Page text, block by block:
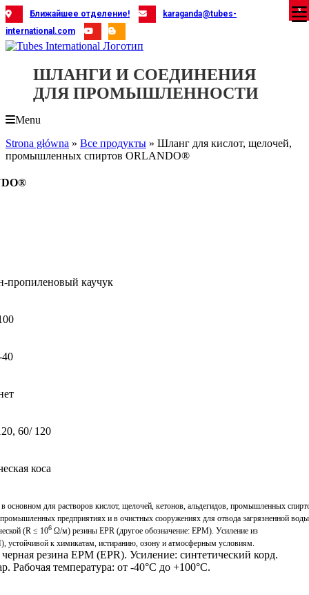
Skip
to
content
Ближайшее отделение!
karaganda@tubes-
international.com
ШЛАНГИ И СОЕДИНЕНИЯ
ДЛЯ ПРОМЫШЛЕННОСТИ
Menu
Strona główna » Все продукты » Шланг для кислот, щелочей,
промышленных спиртов ORLANDO®
каучук
40
60/ 120
коса
в основном для растворов кислот, щелочей, кетонов, альдегидов, промышленных
предприятиях и в очистных сооружениях для отвода загрязненной
(R ≤ 106 Ω/м) резины EPR (другое обозначение: EPM). Усиление из
к химикатам, истиранию, озону и атмосферным условиям.
резина EPM (EPR). Усиление: синтетический корд.
Рабочая температура: от -40°C до +100°C.
X
X
X
X
X
X
X
X
X
X
X
X
X
X
X
X
X
X
X